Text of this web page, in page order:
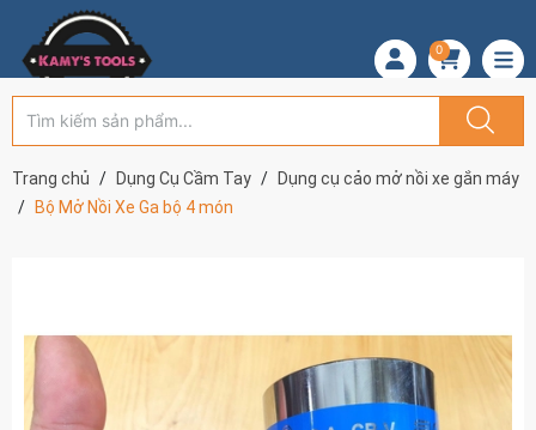
0
Trang chủ Dụng Cụ Cầm Tay
Dụng cụ cảo mở nồi xe gắn máy
Bộ Mở Nồi Xe Ga bộ 4 món